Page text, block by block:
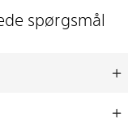
spørgsmål